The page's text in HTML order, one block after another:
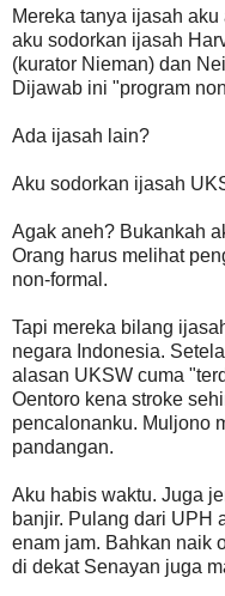
Mereka tanya ijasah
aku sodorkan ijasah
(kurator Nieman) dan
Dijawab ini "program
Ada ijasah lain?
Aku sodorkan ijasah
Agak aneh? Bukankah
Orang harus melihat
non-formal.
Tapi mereka bilang
negara Indonesia.
alasan UKSW cuma
Oentoro kena stroke
pencalonanku. Muljono
pandangan.
Aku habis waktu. Juga
banjir. Pulang dari UPH
enam jam. Bahkan naik
di dekat Senayan juga